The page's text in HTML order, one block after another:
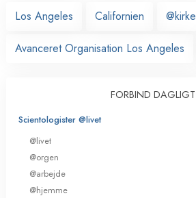
Los Angeles
Californien @kirke
Avanceret Organisation Los Angeles
FORBIND DAGLIGT
Scientologister @livet
@livet
@orgen
@arbejde
@hjemme